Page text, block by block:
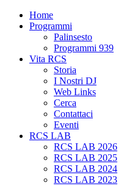
Home
Programmi
Palinsesto
Programmi 939
Vita RCS
Storia
I Nostri DJ
Web Links
Cerca
Contattaci
Eventi
RCS LAB
RCS LAB 2026
RCS LAB 2025
RCS LAB 2024
RCS LAB 2023